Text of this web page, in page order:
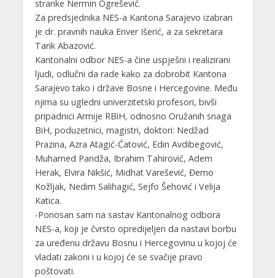
stranke Nermin Ogrešević.
Za predsjednika NES-a Kantona Sarajevo izabran
je dr. pravnih nauka Enver Išerić, a za sekretara
Tarik Abazović.
Kantonalni odbor NES-a čine uspješni i realizirani
ljudi, odlučni da rade kako za dobrobit Kantona
Sarajevo tako i države Bosne i Hercegovine. Među
njima su ugledni univerzitetski profesori, bivši
pripadnici Armije RBiH, odnosno Oružanih snaga
BiH, poduzetnici, magistri, doktori: Nedžad
Prazina, Azra Atagić-Ćatović, Edin Avdibegović,
Muhamed Pandža, Ibrahim Tahirović, Adem
Herak, Elvira Nikšić, Midhat Varešević, Đemo
Kožljak, Nedim Salihagić, Sejfo Šehović i Velija
Katica.
-Ponosan sam na sastav Kantonalnog odbora
NES-a, koji je čvrsto opredijeljen da nastavi borbu
za uređenu državu Bosnu i Hercegovinu u kojoj će
vladati zakoni i u kojoj će se svačije pravo
poštovati.